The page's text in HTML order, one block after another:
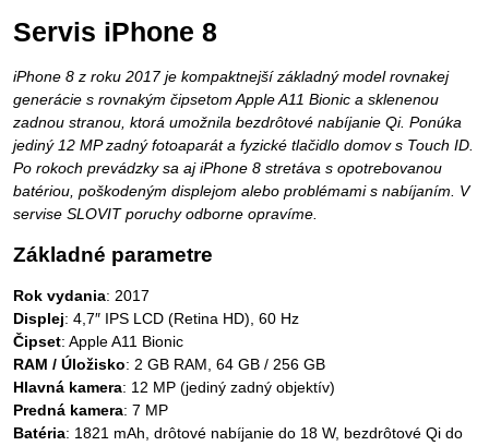
Servis iPhone 8
iPhone 8 z roku 2017 je kompaktnejší základný model rovnakej
generácie s rovnakým čipsetom Apple A11 Bionic a sklenenou
zadnou stranou, ktorá umožnila bezdrôtové nabíjanie Qi. Ponúka
jediný 12 MP zadný fotoaparát a fyzické tlačidlo domov s Touch ID.
Po rokoch prevádzky sa aj iPhone 8 stretáva s opotrebovanou
batériou, poškodeným displejom alebo problémami s nabíjaním. V
servise SLOVIT poruchy odborne opravíme.
Základné parametre
Rok vydania: 2017
Displej: 4,7″ IPS LCD (Retina HD), 60 Hz
Čipset: Apple A11 Bionic
RAM / Úložisko: 2 GB RAM, 64 GB / 256 GB
Hlavná kamera: 12 MP (jediný zadný objektív)
Predná kamera: 7 MP
Batéria: 1821 mAh, drôtové nabíjanie do 18 W, bezdrôtové Qi do